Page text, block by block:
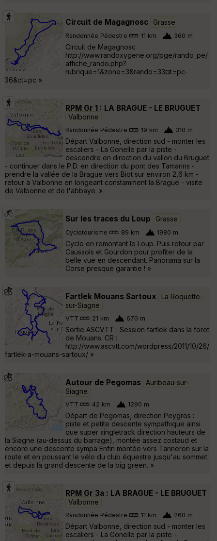
Circuit de Magagnosc Grasse
Randonnée Pédestre 11 km 360 m
Circuit de Magagnosc
http://www.randoxygene.org/pge/rando_pe/
affiche_rando.php?
rubrique=1&zone=3&rando=33¤t=pc-
36&ct=pc »
RPM Gr 1 : LA BRAGUE - LE BRUGUET
Valbonne
Randonnée Pédestre 19 km 310 m
Départ Valbonne, direction sud - monter les
escaliers - La Gonelle par la piste -
descendre en direction du vallon du Bruguet
- continuer dans le P.D. en direction du pont des Tamarins -
prendre la vallée de la Brague vers Biot sur environ 2,6 km -
retour à Valbonne en longeant constamment la Brague - visite
de Valbonne et de l'abbaye. »
Sur les traces du Loup Grasse
Cyclotourisme 89 km 1980 m
Cyclo en remontant le Loup. Puis retour par
Caussols et Gourdon pour profiter de la
belle vue en descendant. Panorama sur la
Corse presque garantie ! »
Fartlek Mouans Sartoux
La Roquette-
sur-Siagne
VTT 21 km 670 m
Sortie ASCVTT : Session fartlek dans la foret
de Mouans. CR :
http://www.ascvtt.com/wordpress/2011/10/26/
fartlek-a-mouans-sartoux/ »
Autour de Pegomas
Auribeau-sur-
Siagne
VTT 42 km 1290 m
Départ de Pegomas, direction Peygros :
piste et petite descente sympathique ainsi
que super singletrack direction hauteurs de
la Siagne (au-dessus du barrage), montée assez costaud et
encore une descente sympa Enfin montée vers Tanneron sur la
route et en poussant le vélo du club équestre jusqu'au sommet
et depuis là grand descente de la big green. »
RPM Gr 3a : LA BRAGUE - LE BRUGUET
Valbonne
Randonnée Pédestre 11 km 260 m
Départ Valbonne, direction sud - monter les
escaliers - La Gonelle par la piste -